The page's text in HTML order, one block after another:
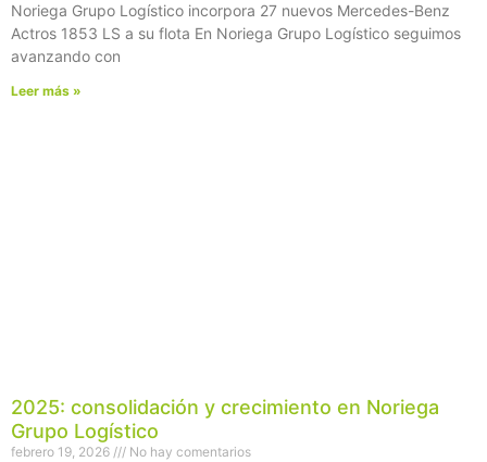
Noriega Grupo Logístico incorpora 27 nuevos Mercedes-Benz
Actros 1853 LS a su flota En Noriega Grupo Logístico seguimos
avanzando con
Leer más »
2025: consolidación y crecimiento en Noriega
Grupo Logístico
febrero 19, 2026 No hay comentarios